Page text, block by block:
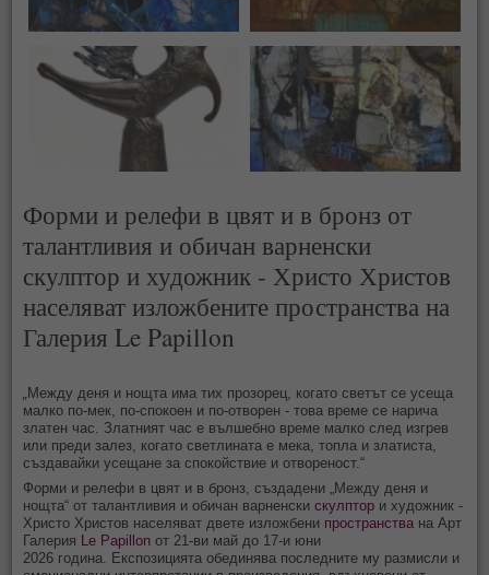
Форми и релефи в цвят и в бронз от
талантливия и обичан варненски
скулптор и художник - Христо Христов
населяват изложбените пространства на
Галерия Le Papillon
„Между деня и нощта има тих прозорец, когато светът се усеща
малко по-мек, по-спокоен и по-отворен - това време се нарича
златен час. Златният час е вълшебно време малко след изгрев
или преди залез, когато светлината е мека, топла и златиста,
създавайки усещане за спокойствие и отвореност.“
Форми и релефи в цвят и в бронз, създадени „Между деня и
нощта“ от талантливия и обичан варненскискулптор и художник -
Христо Христов населяват двете изложбени пространства на Арт
Галерия Le Papillonот 21-ви май до 17-и юни
2026 година. Експозицията обединява последните му размисли и